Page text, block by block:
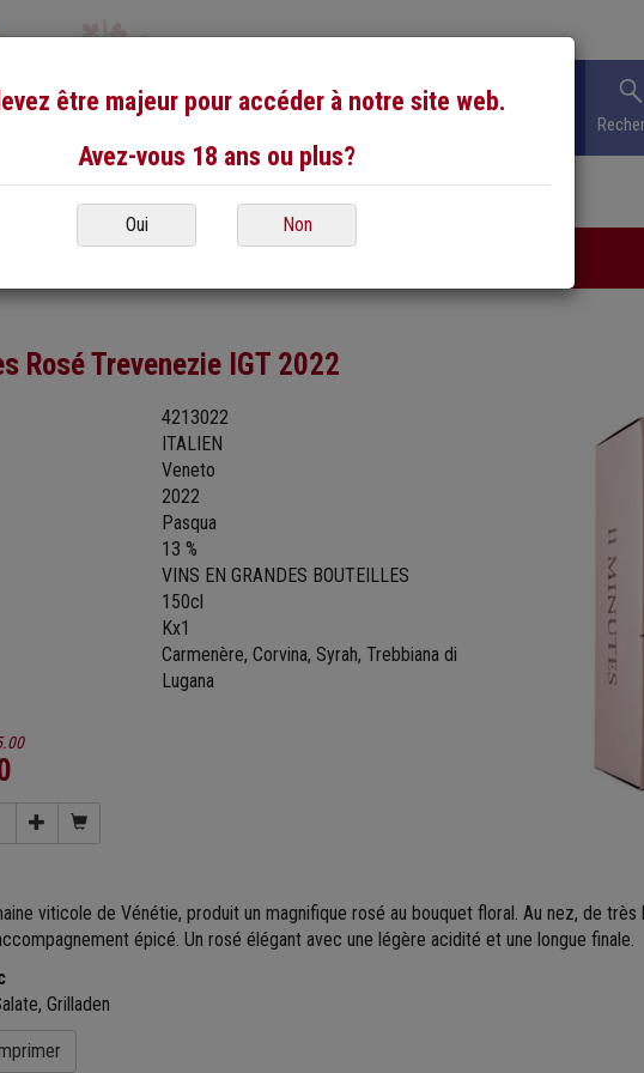
Rosé Trevenezie IGT 2022
4213022
ITALIEN
Veneto
2022
Pasqua
13 %
VINS EN GRANDES BOUTEILLES
150cl
Kx1
Carmenère, Corvina, Syrah, Trebbiana di
Lugana
viticole de Vénétie, produit un magnifique rosé au bouquet floral. Au nez, de
épicé. Un rosé élégant avec une légère acidité et une longue finale.
Grilladen
être majeur pour accéder à notre site web.
Avez-vous 18 ans ou plus?
Oui Non